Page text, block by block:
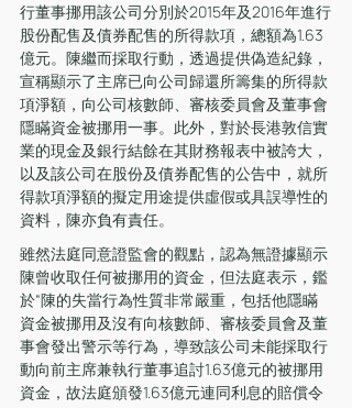
行董事挪用該公司分別於2015年及2016年進行
股份配售及債券配售的所得款項，總額為1.63
億元。陳繼而採取行動，透過提供偽造紀錄，
宣稱顯示了主席已向公司歸還所籌集的所得款
項淨額，向公司核數師、審核委員會及董事會
隱瞞資金被挪用一事。此外，對於長港敦信實
業的現金及銀行結餘在其財務報表中被誇大，
以及該公司在股份及債券配售的公告中，就所
得款項淨額的擬定用途提供虛假或具誤導性的
資料，陳亦負有責任。
雖然法庭同意證監會的觀點，認為無證據顯示
陳曾收取任何被挪用的資金，但法庭表示，鑑
於“陳的失當行為性質非常嚴重，包括他隱瞞
資金被挪用及沒有向核數師、審核委員會及董
事會發出警示等行為，導致該公司未能採取行
動向前主席兼執行董事追討1.63億元的被挪用
資金，故法庭頒發1.63億元連同利息的賠償令